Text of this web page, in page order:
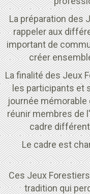
La préparation des
rappeler aux
important de
créer
La finalité des Jeux
les participants et
journée mémorable
réunir membres de
cadre
Le cadre est
Ces Jeux
tradition qui